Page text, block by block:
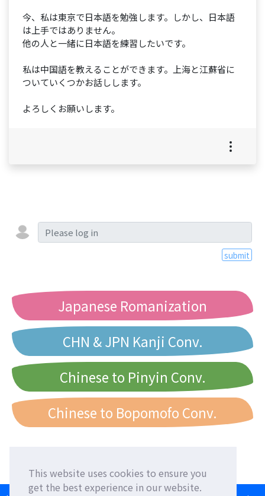
This website uses cookies to ensure you
get the best experience in our website.
今、私は東京で日本語を勉強します。しかし、日本語
は上手ではありません。
他の人と一緒に日本語を練習したいです。
私は中国語を教えることができます。上海と江蘇省に
ついていくつかお話しします。
よろしくお願いします。
submit
Japanese Romanization
CHN & JPN Kanji Conv.
Chinese to Pinyin Conv.
Chinese to Bopomofo Conv.